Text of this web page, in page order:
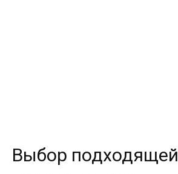
Выбор подходящей